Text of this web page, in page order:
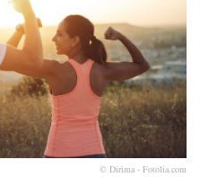
© Dirima - Fotolia.com